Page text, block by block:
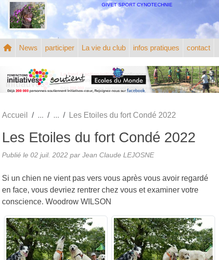
GIVET SPORT CYNOTECHNIE
News participer La vie du club infos pratiques contact
Accueil Les Etoiles du fort Condé 2022
Les Etoiles du fort Condé 2022
Publié le 02 juil. 2022 par Jean Claude LEJOSNE
Si un chien ne vient pas vers vous après vous avoir regardé
en face, vous devriez rentrer chez vous et examiner votre
conscience. Woodrow WILSON
Panneau de gestion des cookies